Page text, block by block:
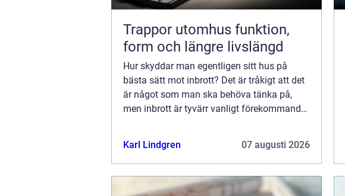
Trappor utomhus funktion,
form och längre livslängd
Hur skyddar man egentligen sitt hus på
bästa sätt mot inbrott? Det är tråkigt att det
är något som man ska behöva tänka på,
men inbrott är tyvärr vanligt förekommande
Karl Lindgren
07 augusti 2026